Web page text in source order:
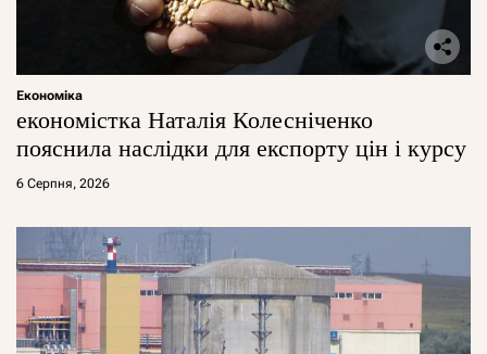
Економіка
економістка Наталія Колесніченко
пояснила наслідки для експорту цін і курсу
6 Серпня, 2026